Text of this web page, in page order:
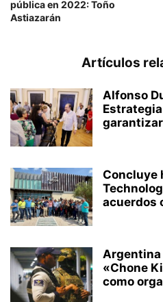
pública en 2022: Toño
Astiazarán
Artículos
Alfonso
Concluye
acuerdos
Argentina
«Chone
como